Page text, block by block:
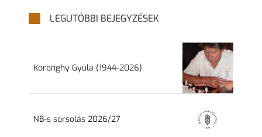
LEGUTÓBBI BEJEGYZÉSEK
Koronghy Gyula (1944-2026)
NB-s sorsolás 2026/27